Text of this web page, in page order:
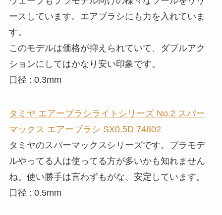
ースしています。エアブラシにも力を入れていま
す。
このモデルは価格が抑えられていて、ダブルアク
ションにしてはかなり安い印象です。
口径 : 0.3mm
タミヤ エアーブラシライトシリーズ No.2 スパー
マックス エアーブラシ SX0.5D 74802
タミヤのスパーマックスシリーズです。プラモデ
ルやってる人は使ってる方が多いかも知れません
ね。使い勝手は言わずもがな、安定しています。
口径 : 0.5mm